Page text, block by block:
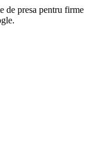
de presa pentru firme